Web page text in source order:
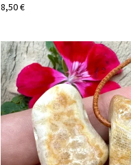
8,50 €